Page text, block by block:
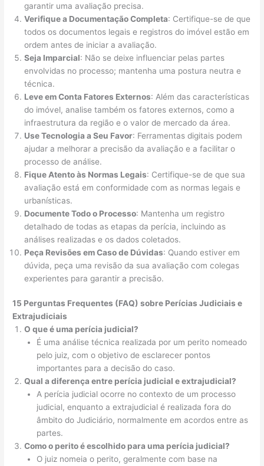
garantir uma avaliação precisa.
Verifique a Documentação Completa: Certifique-se de que
todos os documentos legais e registros do imóvel estão em
ordem antes de iniciar a avaliação.
Seja Imparcial: Não se deixe influenciar pelas partes
envolvidas no processo; mantenha uma postura neutra e
técnica.
Leve em Conta Fatores Externos: Além das características
do imóvel, analise também os fatores externos, como a
infraestrutura da região e o valor de mercado da área.
Use Tecnologia a Seu Favor: Ferramentas digitais podem
ajudar a melhorar a precisão da avaliação e a facilitar o
processo de análise.
Fique Atento às Normas Legais: Certifique-se de que sua
avaliação está em conformidade com as normas legais e
urbanísticas.
Documente Todo o Processo: Mantenha um registro
detalhado de todas as etapas da perícia, incluindo as
análises realizadas e os dados coletados.
Peça Revisões em Caso de Dúvidas: Quando estiver em
dúvida, peça uma revisão da sua avaliação com colegas
experientes para garantir a precisão.
15 Perguntas Frequentes (FAQ) sobre Perícias Judiciais e
Extrajudiciais
O que é uma perícia judicial?
É uma análise técnica realizada por um perito nomeado
pelo juiz, com o objetivo de esclarecer pontos
importantes para a decisão do caso.
Qual a diferença entre perícia judicial e extrajudicial?
A perícia judicial ocorre no contexto de um processo
judicial, enquanto a extrajudicial é realizada fora do
âmbito do Judiciário, normalmente em acordos entre as
partes.
Como o perito é escolhido para uma perícia judicial?
O juiz nomeia o perito, geralmente com base na